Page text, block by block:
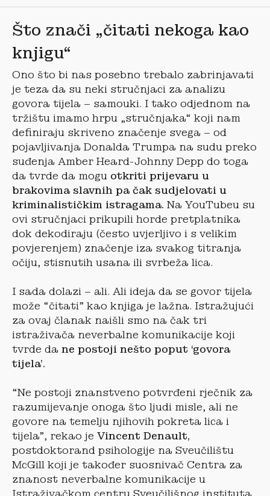
Što znači „čitati nekoga kao
knjigu“
Ono što bi nas posebno trebalo zabrinjavati
je teza da su neki stručnjaci za analizu
govora tijela – samouki. I tako odjednom na
tržištu imamo hrpu „stručnjaka“ koji nam
definiraju skriveno značenje svega – od
pojavljivanja Donalda Trumpa na sudu preko
suđenja Amber Heard-Johnny Depp do toga
da tvrde da mogu otkriti prijevaru u
brakovima slavnih pa čak sudjelovati u
kriminalističkim istragama. Na YouTubeu su
ovi stručnjaci prikupili horde pretplatnika
dok dekodiraju (često uvjerljivo i s velikim
povjerenjem) značenje iza svakog titranja
očiju, stisnutih usana ili svrbeža lica.
I sada dolazi – ali. Ali ideja da se govor tijela
može “čitati” kao knjiga je lažna. Istražujući
za ovaj članak naišli smo na čak tri
istraživača neverbalne komunikacije koji
tvrde da ne postoji nešto poput ‘govora
tijela’.
“Ne postoji znanstveno potvrđeni rječnik za
razumijevanje onoga što ljudi misle, ali ne
govore na temelju njihovih pokreta lica i
tijela”, rekao je Vincent Denault,
postdoktorand psihologije na Sveučilištu
McGill koji je također suosnivač Centra za
znanost neverbalne komunikacije u